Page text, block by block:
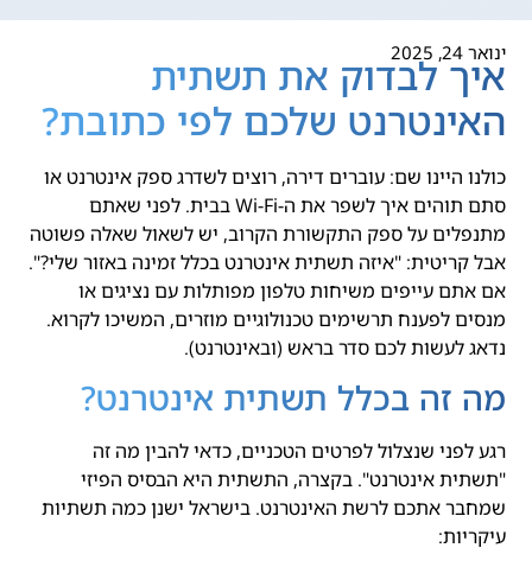
ינואר 24, 2025
איך לבדוק את תשתית
האינטרנט שלכם לפי כתובת?
כולנו היינו שם: עוברים דירה, רוצים לשדרג ספק אינטרנט או
סתם תוהים איך לשפר את ה-Wi-Fi בבית. לפני שאתם
מתנפלים על ספק התקשורת הקרוב, יש לשאול שאלה פשוטה
אבל קריטית: "איזה תשתית אינטרנט בכלל זמינה באזור שלי?".
אם אתם עייפים משיחות טלפון מפותלות עם נציגים או
מנסים לפענח תרשימים טכנולוגיים מוזרים, המשיכו לקרוא.
נדאג לעשות לכם סדר בראש (ובאינטרנט).
מה זה בכלל תשתית אינטרנט?
רגע לפני שנצלול לפרטים הטכניים, כדאי להבין מה זה
"תשתית אינטרנט". בקצרה, התשתית היא הבסיס הפיזי
שמחבר אתכם לרשת האינטרנט. בישראל ישנן כמה תשתיות
עיקריות: